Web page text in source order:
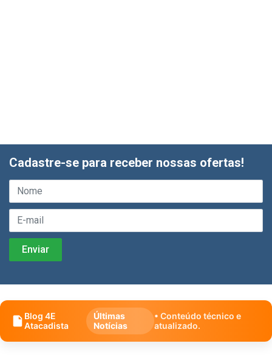
Cadastre-se para receber nossas ofertas!
Blog 4E
Atacadista
Últimas
Notícias
• Conteúdo técnico e
atualizado.